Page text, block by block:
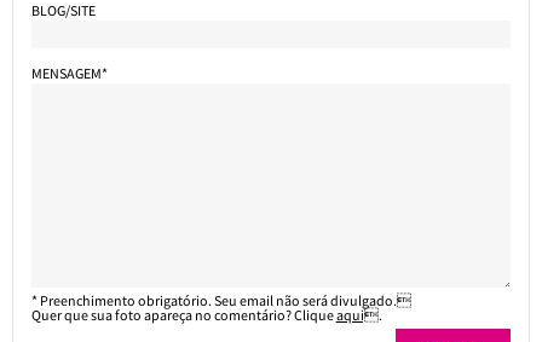
BLOG/SITE
MENSAGEM*
* Preenchimento obrigatório. Seu email não será divulgado.
Quer que sua foto apareça no comentário? Cliqueaqui.